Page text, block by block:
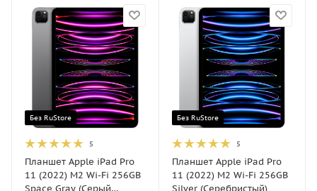
Без RuStore
5
Планшет Apple iPad Pro
11 (2022) M2 Wi-Fi 256GB
Space Gray (Серый
Без RuStore
5
Планшет Apple iPad Pro
11 (2022) M2 Wi-Fi 256GB
Silver (Серебристый)